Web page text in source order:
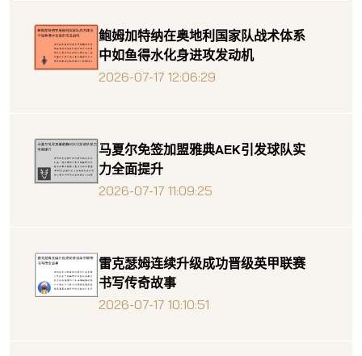
鲍姆加特纳在奥地利国家队战术体系
中如鱼得水化身进攻发动机
2026-07-17 12:06:29
马夏尔免签加盟雅典AEK引发球队实
力全面提升
2026-07-17 11:09:25
雷克瑟姆连续升级成功晋级英甲联赛
书写传奇故事
2026-07-17 10:10:51